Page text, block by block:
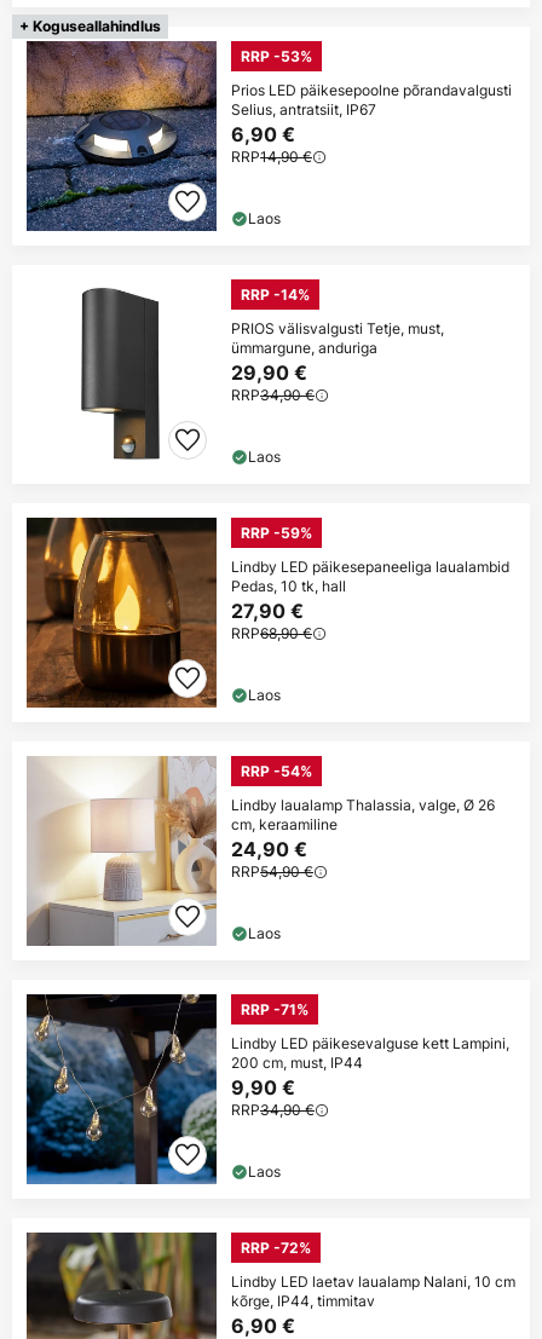
+ Koguseallahindlus
RRP -53%
Prios LED päikesepoolne põrandavalgusti
Selius, antratsiit, IP67
6,90 €
RRP14,90 €
Laos
RRP -14%
PRIOS välisvalgusti Tetje, must,
ümmargune, anduriga
29,90 €
RRP34,90 €
Laos
RRP -59%
Lindby LED päikesepaneeliga laualambid
Pedas, 10 tk, hall
27,90 €
RRP68,90 €
Laos
RRP -54%
Lindby laualamp Thalassia, valge, Ø 26
cm, keraamiline
24,90 €
RRP54,90 €
Laos
RRP -71%
Lindby LED päikesevalguse kett Lampini,
200 cm, must, IP44
9,90 €
RRP34,90 €
Laos
RRP -72%
Lindby LED laetav laualamp Nalani, 10 cm
kõrge, IP44, timmitav
6,90 €